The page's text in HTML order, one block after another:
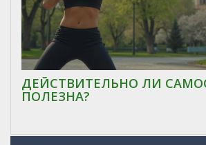
ДЕЙСТВИТЕЛЬНО ЛИ
ПОЛЕЗНА?